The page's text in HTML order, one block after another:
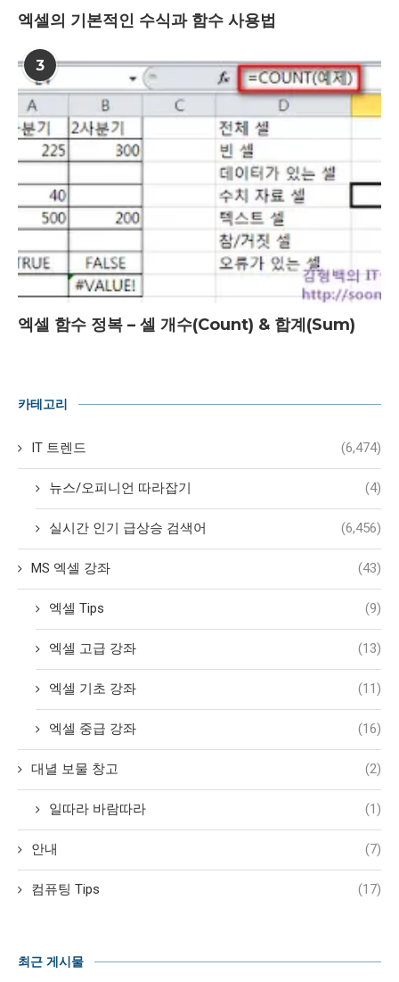
엑셀의 기본적인 수식과 함수 사용법
3
엑셀 함수 정복 – 셀 개수(Count) & 합계(Sum)
카테고리
IT 트렌드 (6,474)
뉴스/오피니언 따라잡기 (4)
실시간 인기 급상승 검색어 (6,456)
MS 엑셀 강좌 (43)
엑셀 Tips (9)
엑셀 고급 강좌 (13)
엑셀 기초 강좌 (11)
엑셀 중급 강좌 (16)
대녈 보물 창고 (2)
일따라 바람따라 (1)
안내 (7)
컴퓨팅 Tips (17)
최근 게시물